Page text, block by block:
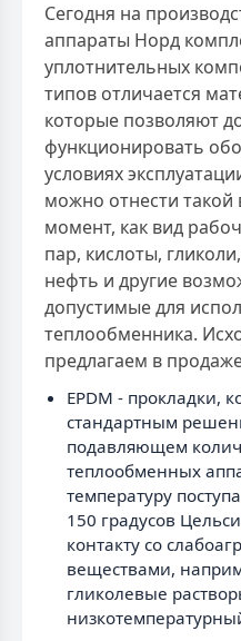
Сегодня на
аппараты Норд
уплотнительных
типов отличается
которые позволяют
функционировать
условиях
можно отнести
момент, как вид
пар, кислоты,
нефть и другие
допустимые для
теплообменника.
предлагаем в
EPDM - прокладки,
стандартным
подавляющем
теплообменных
температуру
150 градусов
контакту со
веществами,
гликолевые